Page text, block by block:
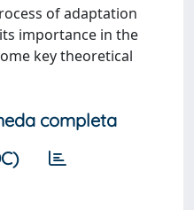
of adaptation
importance in the
key theoretical
completa